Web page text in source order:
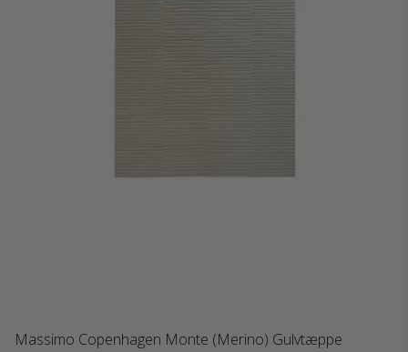
Massimo Copenhagen Monte (Merino) Gulvtæppe